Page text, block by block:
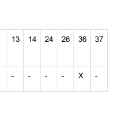
13 14 24 26 36 37
- - - - X -